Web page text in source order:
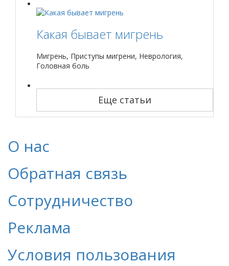
Какая бывает мигрень
Мигрень, Приступы мигрени, Неврология,
Головная боль
Еще статьи
О нас
Обратная связь
Сотрудничество
Реклама
Условия пользования